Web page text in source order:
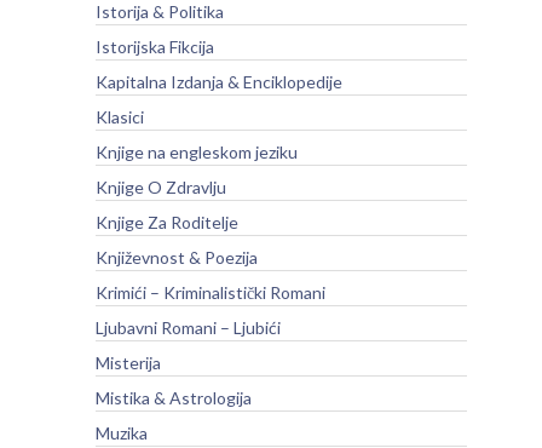
Istorija & Politika
Istorijska Fikcija
Kapitalna Izdanja & Enciklopedije
Klasici
Knjige na engleskom jeziku
Knjige O Zdravlju
Knjige Za Roditelje
Književnost & Poezija
Krimići – Kriminalistički Romani
Ljubavni Romani – Ljubići
Misterija
Mistika & Astrologija
Muzika